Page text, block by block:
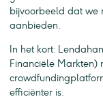
bijvoorbeeld dat we
aanbieden.
In het kort:
Financiële Markten)
efficiënter is.